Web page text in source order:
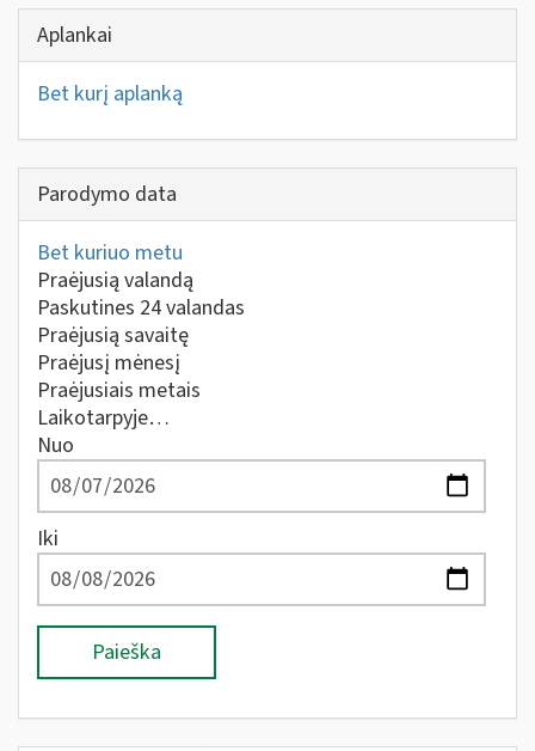
Aplankai
Bet kurį aplanką
Parodymo data
Bet kuriuo metu
Praėjusią valandą
Paskutines 24 valandas
Praėjusią savaitę
Praėjusį mėnesį
Praėjusiais metais
Laikotarpyje…
Nuo
Iki
Paieška